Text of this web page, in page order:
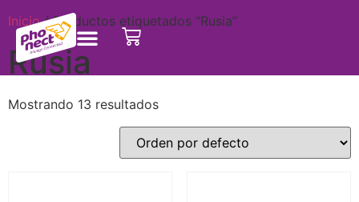
Inicio/ Productos etiquetados “Rusia”
Rusia
Mostrando 13 resultados